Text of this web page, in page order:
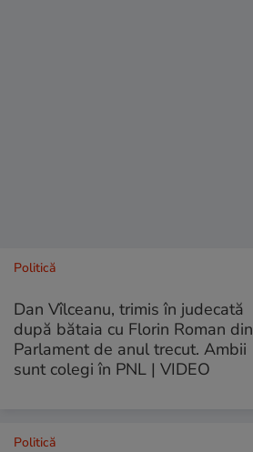
Politică
Dan Vîlceanu, trimis în judecată
după bătaia cu Florin Roman din
Parlament de anul trecut. Ambii
sunt colegi în PNL | VIDEO
Politică